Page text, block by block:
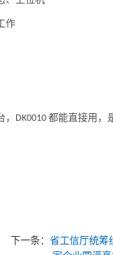
作
DK0010 都能直接用，
下一条：省工信厅统筹